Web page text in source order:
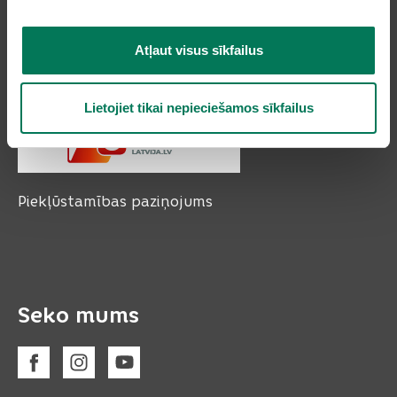
Atļaut visus sīkfailus
Lietojiet tikai nepieciešamos sīkfailus
Piekļūstamības paziņojums
Seko mums